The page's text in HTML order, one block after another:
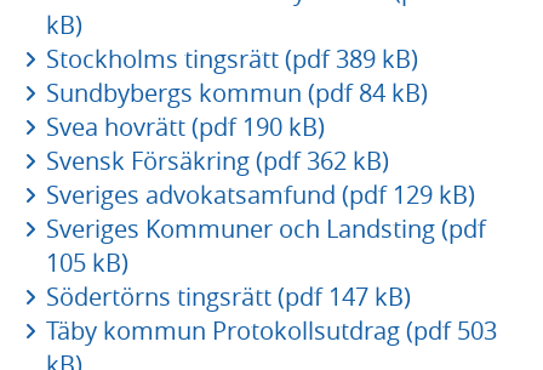
kB)
Stockholms tingsrätt (pdf 389 kB)
Sundbybergs kommun (pdf 84 kB)
Svea hovrätt (pdf 190 kB)
Svensk Försäkring (pdf 362 kB)
Sveriges advokatsamfund (pdf 129 kB)
Sveriges Kommuner och Landsting (pdf
105 kB)
Södertörns tingsrätt (pdf 147 kB)
Täby kommun Protokollsutdrag (pdf 503